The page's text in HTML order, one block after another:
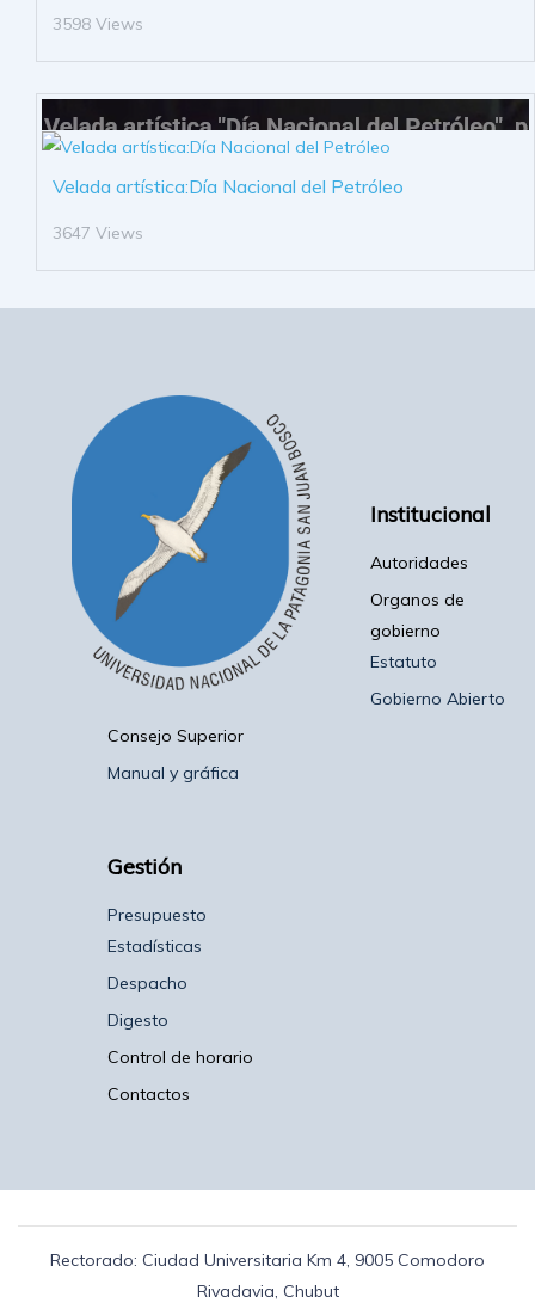
3598 Views
Velada artística:Día Nacional del Petróleo
3647 Views
Institucional
Autoridades
Organos de
gobierno
Estatuto
Gobierno Abierto
Consejo Superior
Manual y gráfica
Gestión
Presupuesto
Estadísticas
Despacho
Digesto
Control de horario
Contactos
Rectorado: Ciudad Universitaria Km 4, 9005 Comodoro
Rivadavia, Chubut